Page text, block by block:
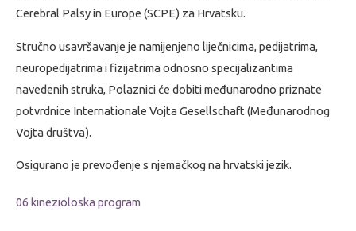
Cerebral Palsy in Europe (SCPE) za Hrvatsku.
Stručno usavršavanje je namijenjeno liječnicima, pedijatrima,
neuropedijatrima i fizijatrima odnosno specijalizantima
navedenih struka, Polaznici će dobiti međunarodno priznate
potvrdnice Internationale Vojta Gesellschaft (Međunarodnog
Vojta društva).
Osigurano je prevođenje s njemačkog na hrvatski jezik.
06 kinezioloska program